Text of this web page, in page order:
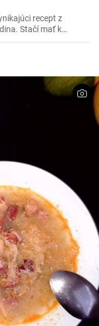
recept z
Stačí mať k
mäso na šťave je